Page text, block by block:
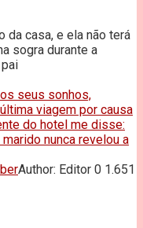
da casa, e ela não terá
sogra durante a
seus sonhos,
viagem por causa
do hotel me disse:
nunca revelou a
Author: Editor 0 1.651